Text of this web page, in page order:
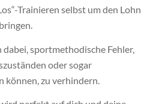
Trainieren selbst um den Lohn
sportmethodische Fehler,
oder sogar
können, zu verhindern.